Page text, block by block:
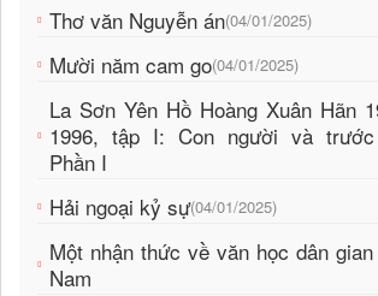
Thơ văn Nguyễn án(04/01/2025)
Mười năm cam go(04/01/2025)
La Sơn Yên Hồ Hoàng Xuân Hãn
1996, tập I: Con người và
Phần I
Hải ngoại kỷ sự(04/01/2025)
Một nhận thức về văn học dân
Nam